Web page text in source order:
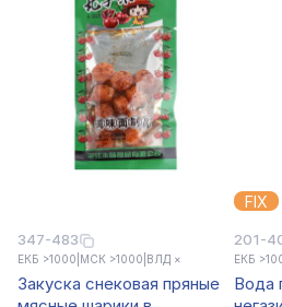
347-483
ЕКБ >1000 МСК >1000 ВЛД ×
Закуска снековая пряные
FIX
201-
ЕКБ
Вода